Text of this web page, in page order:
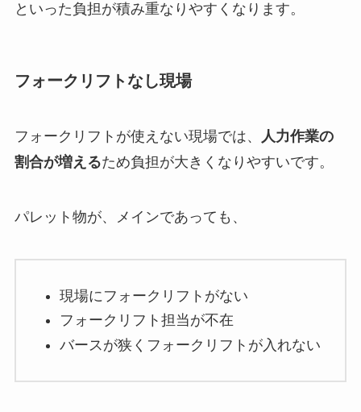
といった負担が積み重なりやすくなります。
フォークリフトなし現場
フォークリフトが使えない現場では、
人力作業の
割合が増えるため負担が大きくなりやすいです。
パレット物が、メインであっても、
現場にフォークリフトがない
フォークリフト担当が不在
バースが狭くフォークリフトが入れない